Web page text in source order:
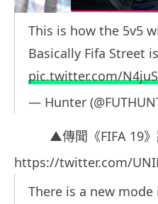
This is how the 5v5
Basically Fifa Street
pic.twitter.com/
— Hunter
▲傳聞《FIFA 19
https://twitter.com/
There is a new